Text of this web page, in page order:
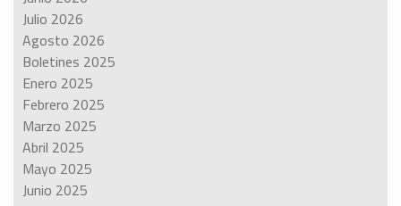
Julio 2026
Agosto 2026
Boletines 2025
Enero 2025
Febrero 2025
Marzo 2025
Abril 2025
Mayo 2025
Junio 2025